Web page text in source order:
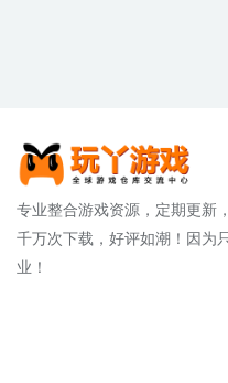
专业整合游戏资源，定期更新
千万次下载，好评如潮！因为
业！